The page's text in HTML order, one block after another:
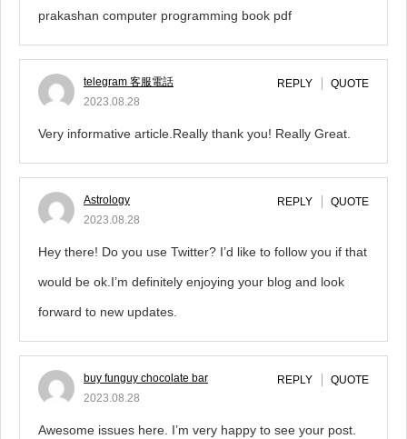
prakashan computer programming book pdf
telegram 客服電話
2023.08.28
REPLY QUOTE
Very informative article.Really thank you! Really Great.
Astrology
2023.08.28
REPLY QUOTE
Hey there! Do you use Twitter? I’d like to follow you if that
would be ok.I’m definitely enjoying your blog and look
forward to new updates.
buy funguy chocolate bar
2023.08.28
REPLY QUOTE
Awesome issues here. I’m very happy to see your post.